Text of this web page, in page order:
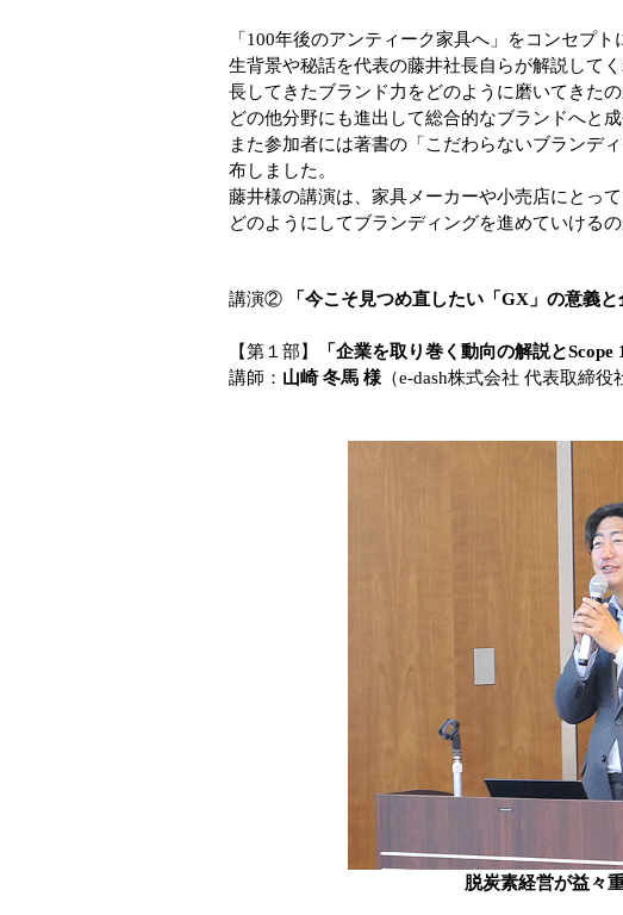
「100年後のアンティーク家具へ」をコンセプ
生背景や秘話を代表の藤井社長自らが解説して
長してきたブランド力をどのように磨いてきた
どの他分野にも進出して総合的なブランドへと
また参加者には著書の「こだわらないブランデ
布しました。
藤井様の講演は、家具メーカーや小売店にとっ
どのようにしてブランディングを進めていける
講演② 「今こそ見つめ直したい「GX」の意義と
【第１部】
「企業を取り巻く動向の解説とScope
講師： 山崎 冬馬 様 （e-dash株式会社 代表取締役
脱炭素経営が益々